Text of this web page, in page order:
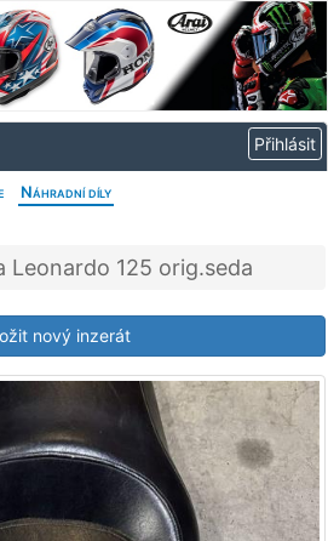
Náhradní díly
Leonardo 125 orig.seda
nový inzerát